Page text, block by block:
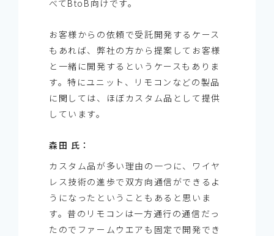
べてBtoB向けです。
お客様からの依頼で受託開発するケース
もあれば、弊社の方から提案してお客様
と一緒に開発するというケースもありま
す。特にユニット、リモコンなどの製品
に関しては、ほぼカスタム品として提供
しています。
森田 氏：
カスタム品が多い理由の一つに、ワイヤ
レス技術の進歩で双方向通信ができるよ
うになったということもあると思いま
す。昔のリモコンは一方通行の通信だっ
たのでファームウエアも固定で開発でき